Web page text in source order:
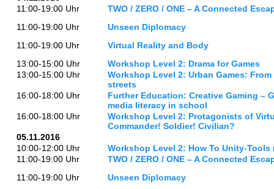
11:00-19:00 Uhr
TWO / ZERO / ONE – A Connected
11:00-19:00 Uhr
Unseen Diplomacy
11:00-19:00 Uhr
Virtual Reality and Body
13:00-15:00 Uhr
Workshop Level 2: Drama for Games
13:00-15:00 Uhr
Workshop Level 2: Urban Games:
streets
16:00-18:00 Uhr
Further Education: Creative Gaming –
media literacy in school
16:00-18:00 Uhr
Workshop Level 2: Protagonists of
Commander! Soldier! Civilian?
05.11.2016
10:00-12:00 Uhr
Workshop Level 2: How To Unity-Tools
11:00-19:00 Uhr
TWO / ZERO / ONE – A Connected
11:00-19:00 Uhr
Unseen Diplomacy